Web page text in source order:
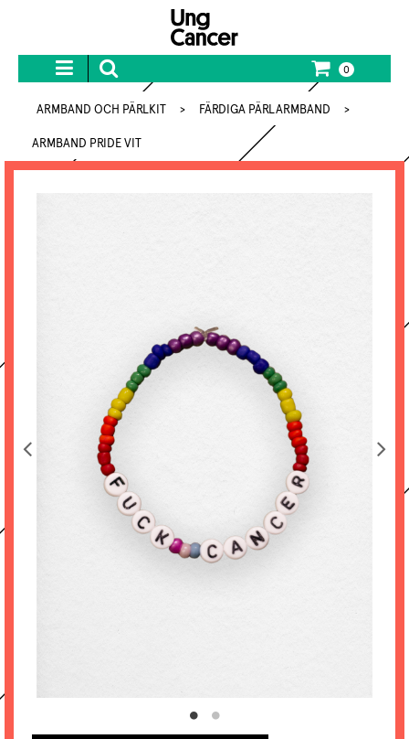
0
ARMBAND OCH PÄRLKIT > FÄRDIGA PÄRLARMBAND >
ARMBAND PRIDE VIT